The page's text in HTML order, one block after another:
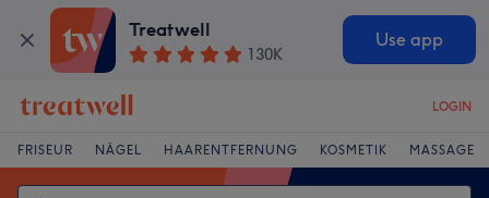
Treatwell
130K
Use app
LOGIN
FRISEUR NÄGEL HAARENTFERNUNG KOSMETIK MASSAGE